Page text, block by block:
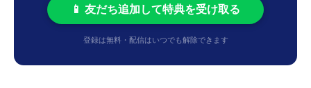
📱 友だち追加して特典を受け取る
登録は無料・配信はいつでも解除できます